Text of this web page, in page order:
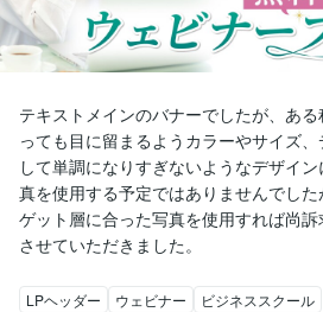
テキストメインのバナーでしたが、あ
っても目に留まるようカラーやサイズ
して単調になりすぎないようなデザイ
真を使用する予定ではありませんでし
ゲット層に合った写真を使用すれば尚
させていただきました。
LPヘッダー ウェビナー ビジネススクール